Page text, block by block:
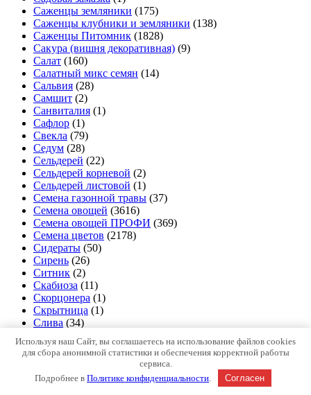
Саженцы земляники (175)
Саженцы клубники и земляники (138)
Саженцы Питомник (1828)
Сакура (вишня декоративная) (9)
Салат (160)
Салатный микс семян (14)
Сальвия (28)
Самшит (2)
Санвиталия (1)
Сафлор (1)
Свекла (79)
Седум (28)
Сельдерей (22)
Сельдерей корневой (2)
Сельдерей листовой (1)
Семена газонной травы (37)
Семена овощей (3616)
Семена овощей ПРОФИ (369)
Семена цветов (2178)
Сидераты (50)
Сирень (26)
Ситник (2)
Скабиоза (11)
Скорцонера (1)
Скрытница (1)
Слива (34)
Слива-нектарин (1)
Сливово-вишневый гибрид (2)
Смолевка
(3)
Смородина (65)
Используя наш Сайт, вы соглашаетесь на использование файлов cookies
для сбора анонимной статистики и обеспечения корректной работы
сервиса.
Подробнее вПолитике конфиденциальности Согласен